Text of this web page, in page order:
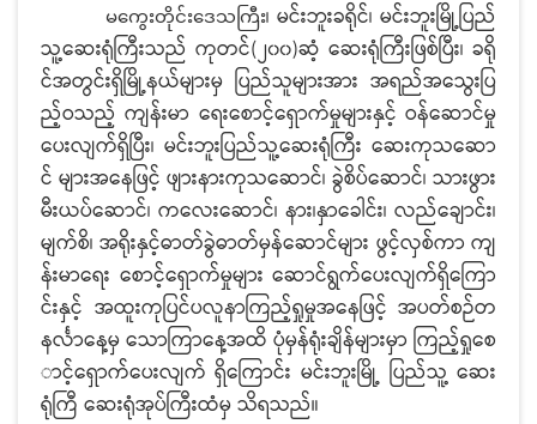
မကွေးတိုင်းဒေသကြီး၊ မင်းဘူးခရိုင်၊ မင်းဘူးမြို့ပြည်
သူ့ဆေးရုံကြီးသည် ကုတင်(၂၀၀)ဆံ့ ဆေးရုံကြီးဖြစ်ပြီး၊ ခရို
င်အတွင်းရှိမြို့နယ်များမှ ပြည်သူများအား အရည်အသွေးပြ
ည့်ဝသည့် ကျန်းမာ ရေးစောင့်ရှောက်မှုများနှင့် ဝန်ဆောင်မှု
ပေးလျက်ရှိပြီး၊ မင်းဘူးပြည်သူ့ဆေးရုံကြီး ဆေးကုသဆော
င် များအနေဖြင့် ဖျားနားကုသဆောင်၊ ခွဲစိပ်ဆောင်၊ သားဖွား
မီးယပ်ဆောင်၊ ကလေးဆောင်၊ နား၊နှာခေါင်း၊ လည်ချောင်း၊
မျက်စိ၊ အရိုးနှင့်ဓာတ်ခွဲဓာတ်မှန်ဆောင်များ ဖွင့်လှစ်ကာ ကျ
န်းမာရေး စောင့်ရှောက်မှုများ ဆောင်ရွက်ပေးလျက်ရှိကြော
င်းနှင့် အထူးကုပြင်ပလူနာကြည့်ရှုမှုအနေဖြင့် အပတ်စဉ်တ
နင်္လာနေ့မှ သောကြာနေ့အထိ ပုံမှန်ရုံးချိန်များမှာ ကြည့်ရှုစေ
ာင့်ရှောက်ပေးလျက် ရှိကြောင်း မင်းဘူးမြို့ ပြည်သူ့ ဆေး
ရုံကြီ ဆေးရုံအုပ်ကြီးထံမှ သိရသည်။